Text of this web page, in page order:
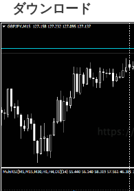
ダウンロード